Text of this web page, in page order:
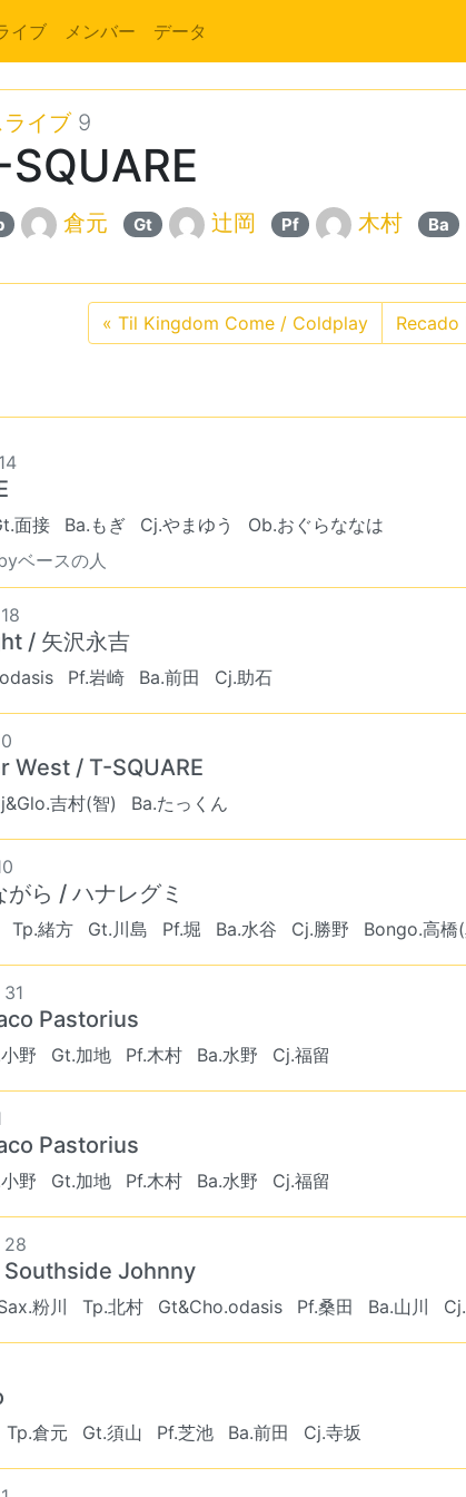
イブ メンバー データ
イブ9
倉元 Gt 辻岡 Pf 木村 Ba
« Til Kingdom Come / Coldplay Recado
面接 Ba.もぎ Cj.やまゆう
Ob.おぐらななは
ベースの人
/ 矢沢永吉
Pf.岩崎 Ba.前田 Cj.助石
West / T-SQUARE
吉村(智) Ba.たっくん
ら / ハナレグミ
Tp.緒方 Gt.川島 Pf.堀 Ba.水谷 Cj.勝野 Bongo.高橋
Pastorius
野 Gt.加地 Pf.木村 Ba.水野 Cj.福留
Pastorius
野 Gt.加地 Pf.木村 Ba.水野 Cj.福留
28
Johnny
粉川 Tp.北村 Gt&Cho.odasis Pf.桑田 Ba.山川
Tp.倉元 Gt.須山 Pf.芝池 Ba.前田 Cj.寺坂